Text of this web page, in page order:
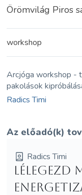
Örömvilág Piros
workshop
Arcjóga workshop -
pakolások
Radics Timi
Az előadó(k)
Radics Timi
Lélegezd